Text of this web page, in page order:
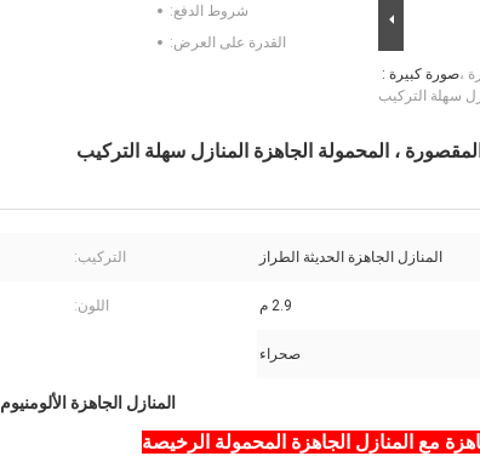
صورة كبيرة :،
سهلة التركيب
شروط الدفع:
القدرة على العرض:
، المحمولة الجاهزة المنازل سهلة التركيب
المنازل الجاهزة الحديثة الطراز التركيب:
2.9 م اللون:
صحراء
المنازل الجاهزة الألومنيوم
مع المنازل الجاهزة المحمولة الرخيصة